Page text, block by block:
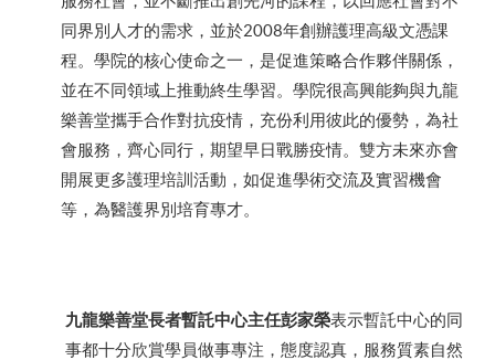
同界別人才的需求，並於2008年創辦護理高級文憑課
程。學院的核心使命之一，是促進策略合作夥伴關係，
並在不同領域上推動終生學習。學院很高興能夠與九龍
樂善堂攜手合作對抗疫情，充份利用彼此的優勢，為社
會服務，齊心同行，期望早日戰勝疫情。雙方未來亦會
開展更多護理培訓活動，如促進學術交流及實習機會
等，為醫護界別培育專才。
九龍樂善堂長者暫託中心主任彭家榮表示暫託中心的同
事都十分欣賞學員做事專注，態度認真，服務質素自然